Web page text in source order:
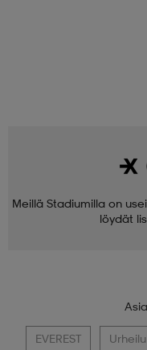
Meillä Stadiumilla on
löydät
EVEREST